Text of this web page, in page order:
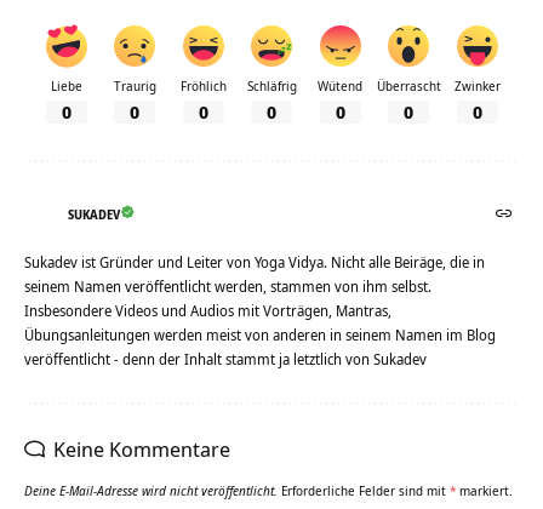
Liebe
0
Traurig
0
Fröhlich
0
Schläfrig
0
Wütend
0
Überrascht
0
Zwinker
0
SUKADEV
Sukadev ist Gründer und Leiter von Yoga Vidya. Nicht alle Beiräge, die in
seinem Namen veröffentlicht werden, stammen von ihm selbst.
Insbesondere Videos und Audios mit Vorträgen, Mantras,
Übungsanleitungen werden meist von anderen in seinem Namen im Blog
veröffentlicht - denn der Inhalt stammt ja letztlich von Sukadev
Keine Kommentare
Deine E-Mail-Adresse wird nicht veröffentlicht. Erforderliche Felder sind mit * markiert.